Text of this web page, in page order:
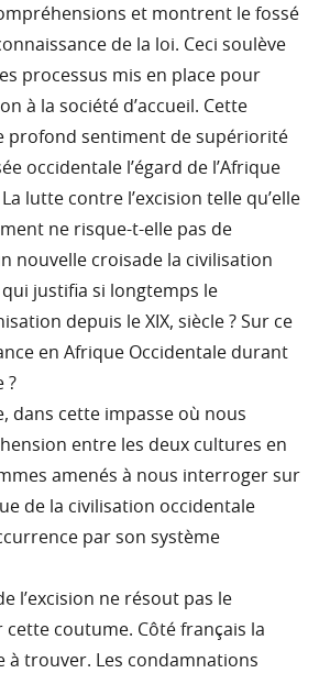
et montrent le fossé
de la loi. Ceci soulève
processus mis en place pour
à la société d’accueil. Cette
profond sentiment de supériorité
occidentale l’égard de l’Afrique
lutte contre l’excision telle qu’elle
ne risque-t-elle pas de
nouvelle croisade la civilisation
justifia si longtemps le
depuis le XIX, siècle ? Sur ce
en Afrique Occidentale durant
?
dans cette impasse où nous
entre les deux cultures en
amenés à nous interroger sur
de la civilisation occidentale
par son système
l’excision ne résout pas le
coutume. Côté français la
à trouver. Les condamnations